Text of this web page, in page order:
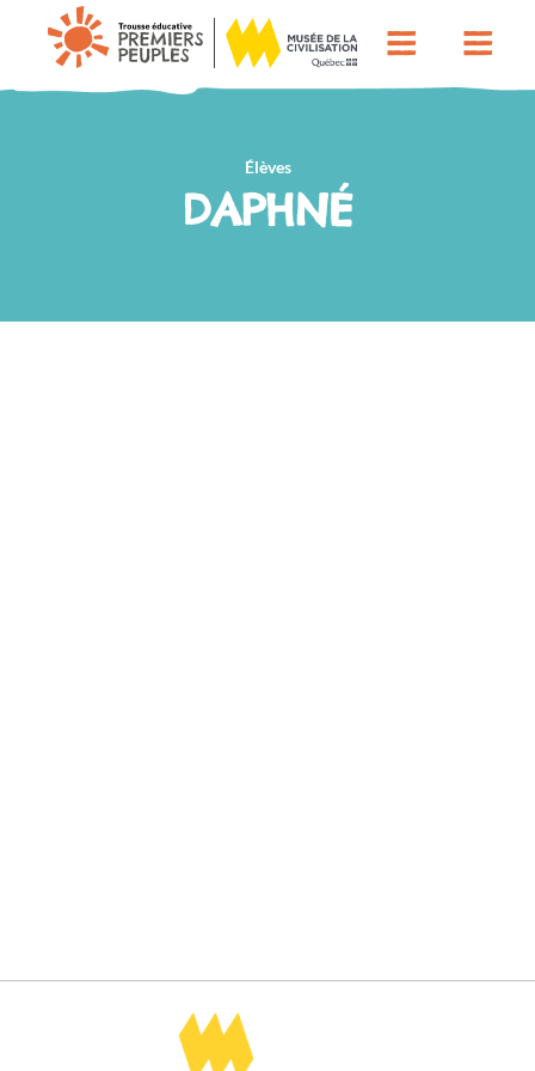
Élèves
DAPHNÉ